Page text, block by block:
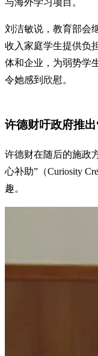
与海外学习项目。
刘洁敏说，教育部会
收入家庭学生提供负
体和企业，为弱势学
令她感到欣慰。
许德财吁政府推
许德财在随后的施政
心补助”（Curiosity
趣。